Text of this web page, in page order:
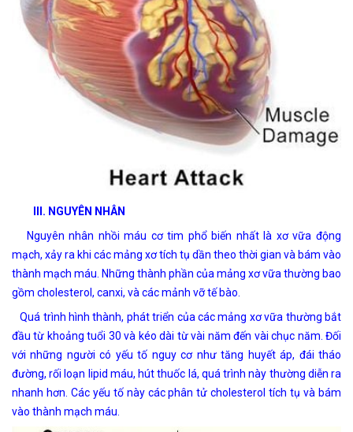
III. NGUYÊN NHÂN
Nguyên nhân nhồi máu cơ tim phổ biến nhất là xơ vữa động
mạch, xảy ra khi các mảng xơ tích tụ dần theo thời gian và bám vào
thành mạch máu. Những thành phần của mảng xơ vữa thường bao
gồm cholesterol, canxi, và các mảnh vỡ tế bào.
Quá trình hình thành, phát triển của các mảng xơ vữa thường bắt
đầu từ khoảng tuổi 30 và kéo dài từ vài năm đến vài chục năm. Đối
với những người có yếu tố nguy cơ như tăng huyết áp, đái tháo
đường, rối loạn lipid máu, hút thuốc lá, quá trình này thường diễn ra
nhanh hơn. Các yếu tố này các phân tử cholesterol tích tụ và bám
vào thành mạch máu.